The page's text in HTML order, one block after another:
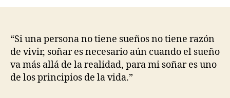
“Si una persona no tiene sueños no tiene razón
de vivir, soñar es necesario aún cuando el sueño
va más allá de la realidad, para mi soñar es uno
de los principios de la vida.”